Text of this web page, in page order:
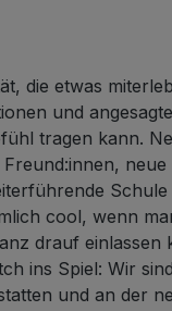
die etwas
und
tragen kann.
neue
cool, wenn
drauf einlassen
ins Spiel: Wir
und an der